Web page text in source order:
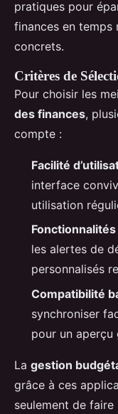
pratiques pour
finances en
concrets.
Critères de
Pour choisir les
des finances,
compte :
Facilité
interface
utilisation
les alertes de
personnalisés
Compatibilité
synchroniser
pour un aperçu
La gestion
grâce à ces
seulement de faire